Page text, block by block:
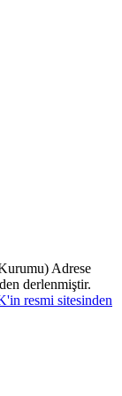
Adrese
derlenmiştir.
resmi sitesinden